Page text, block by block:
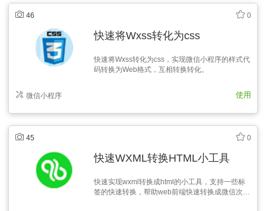
46 0
快速将Wxss转化为css
快速将Wxss转化为css，实现微信小程序的样式代
码转换为Web格式，互相转换转化。
微信小程序 使用
45 0
快速WXML转换HTML小工具
快速实现wxml转换成html的小工具，支持一些标
签的快速转换，帮助web前端快速转换成微信次小